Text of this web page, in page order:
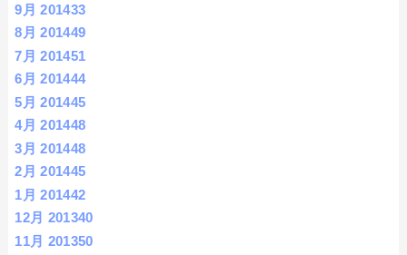
9月 201433
8月 201449
7月 201451
6月 201444
5月 201445
4月 201448
3月 201448
2月 201445
1月 201442
12月 201340
11月 201350